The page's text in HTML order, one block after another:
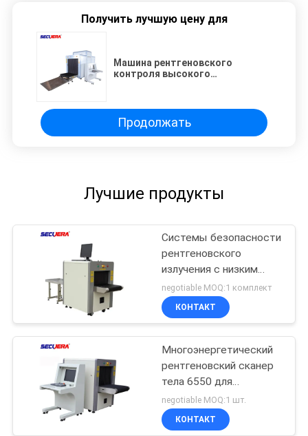
Получить лучшую цену для
Машина рентгеновского
контроля высокого
железнодорожной станции
аэропорт безопасности
рентгеновский сканер
Продолжать
Лучшие продукты
Системы безопасности
рентгеновского
излучения с низким
уровнем шума Багаж
Багаж Инспектор
посылок 55 дБ Шум
negotiable MOQ:1 комплект
КОНТАКТ
Многоэнергетический
рентгеновский сканер
тела 6550 для
транспортных
терминалов / тюремной
проверки безопасности
negotiable MOQ:1 шт.
КОНТАКТ